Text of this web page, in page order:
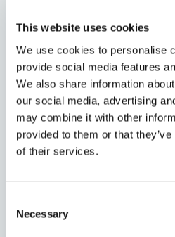
This website uses cookies
We use cookies to personalise
provide social media features
We also share information
our social media, advertising
may combine it with other
provided to them or that
of their services.
Selection
Necessary
Garantitider
Ställ en produktfråga
question
Fråga oss något om denna
Relaterade kategorier